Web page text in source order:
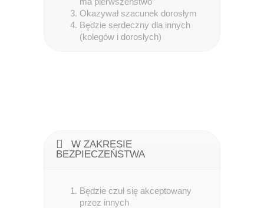
Okazywał szacunek dorosłym
Będzie serdeczny dla innych
(kolegów i dorosłych)
W ZAKRESIE
BEZPIECZEŃSTWA
Będzie czuł się akceptowany
przez innych